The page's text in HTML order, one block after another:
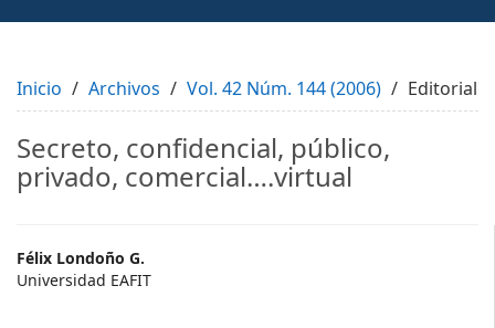
Inicio Archivos Vol. 42 Núm. 144 (2006) Editorial
Secreto, confidencial, público,
privado, comercial….virtual
Main
Article
Félix Londoño G.
Universidad EAFIT